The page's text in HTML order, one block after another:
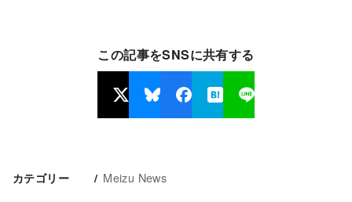
この記事をSNSに共有する
カテゴリー Meizu News